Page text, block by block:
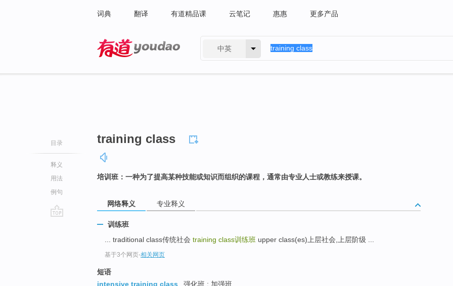
词典 翻译 有道精品课 云笔记 惠惠 更多产品
中英
目录
释义
用法
例句
training class
培训班：一种为了提高某种技能或知识而组织的课程，通常由专业人士或教练来授课。
网络释义 专业释义
训练班
... traditional class传统社会 training class训练班 upper class(es)上层社会,上层阶级 ...
基于3个网页-相关网页
短语
intensive training class
强化班 ; 加强班